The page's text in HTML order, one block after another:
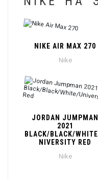
NIKE AIR MAX 270
Nike
JORDAN JUMPMAN
2021
BLACK/BLACK/
NIVERSITY RED
Nike